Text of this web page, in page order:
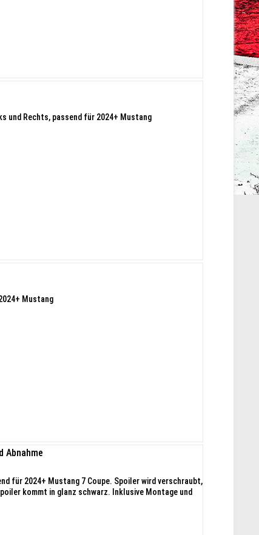
und Rechts, passend für 2024+ Mustang
Mustang
Abnahme
für 2024+ Mustang 7 Coupe. Spoiler wird verschraubt,
kommt in glanz schwarz. Inklusive Montage und